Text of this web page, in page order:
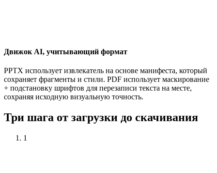
Движок AI, учитывающий формат
PPTX использует извлекатель на основе манифеста, который
сохраняет фрагменты и стили. PDF использует маскирование
+ подстановку шрифтов для перезаписи текста на месте,
сохраняя исходную визуальную точность.
Три шага от загрузки до скачивания
1